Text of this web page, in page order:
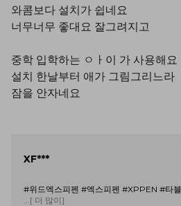
와콤보다 설치가 쉽네요
너무너무 좋대요 잘그려지고
중학 입학하는 ㅇㅏ이 가 사용해요
설치 한날부터 애가 그림그리느라
잠을 안자네요
XF***
#위드엑스피펜 #엑스피펜 #XPPEN #타
...[ 더 많이]